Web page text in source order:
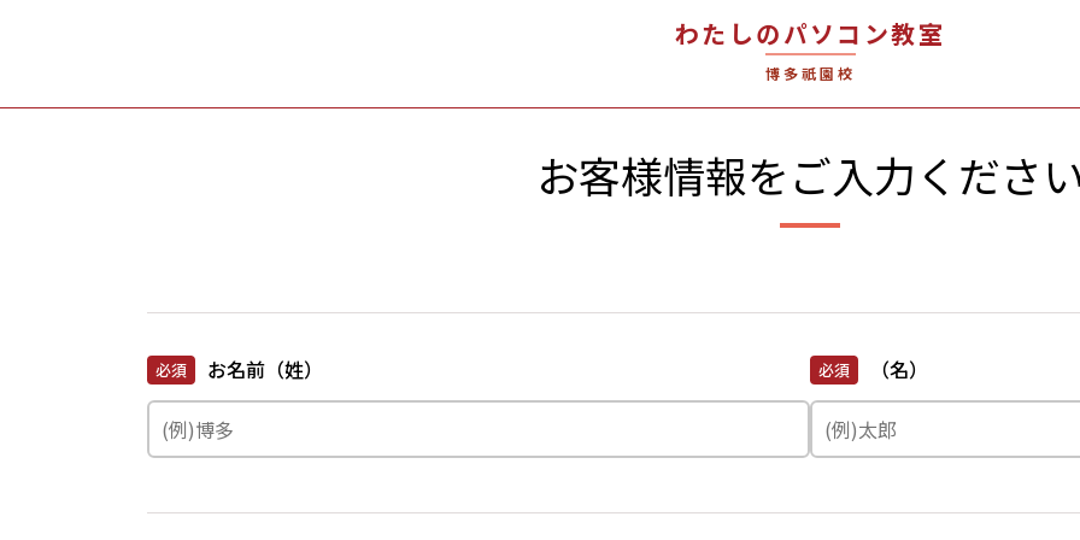
わたしのパソコン教室
博多祇園校
お客様情報をご入力くださ
お名前（姓）
必須 （名）
必須